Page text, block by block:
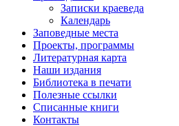
Записки краеведа
Календарь
Заповедные места
Проекты, программы
Литературная карта
Наши издания
Библиотека в печати
Полезные ссылки
Списанные книги
Контакты